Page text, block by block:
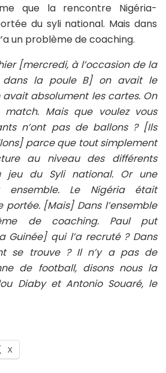
que la rencontre Nigéria-
du syli national. Mais dans
un problème de coaching.
[mercredi, à l’occasion de la
dans la poule B] on avait le
absolument les cartes. On
Mais que voulez vous
n’ont pas de ballons ? [Ils
parce que tout simplement
au niveau des différents
jeu du Syli national. Or une
ensemble. Le Nigéria était
[Mais] Dans l’ensemble
de coaching. Paul put
Guinée] qui l’a recruté ? Dans
se trouve ? Il n’y a pas de
de football, disons nous la
Diaby et Antonio Souaré, le
X